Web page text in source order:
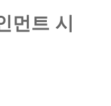
먼트 시